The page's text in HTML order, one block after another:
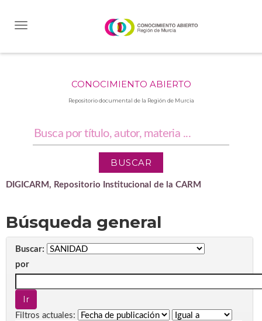
CONOCIMIENTO ABIERTO
Repositorio documental de la Región de Murcia
DIGICARM, Repositorio Institucional de la CARM
Búsqueda general
Buscar:
por
Filtros actuales: